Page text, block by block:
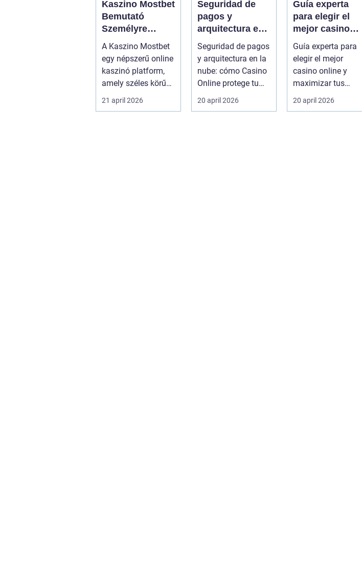
Kaszino Mostbet
Bemutató
Személyre
Szabott
Áttekintés
A Kaszino Mostbet
egy népszerű online
kaszinó platform,
amely széles körű
játékkínálatával és
felhas...
21 april 2026
Seguridad de
pagos y
arquitectura en
la nube: cómo
Casino Online
protege tu juego
Seguridad de pagos
y arquitectura en la
nube: cómo Casino
Online protege tu
juego Los jugadores
de ...
20 april 2026
Guía experta
para elegir el
mejor casino
online y
maximizar tus
ganancias
Guía experta para
elegir el mejor
casino online y
maximizar tus
ganancias Buscar
un sitio de jueg...
20 april 2026